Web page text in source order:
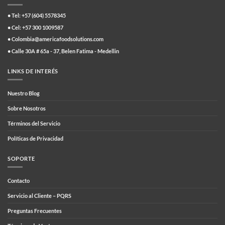
• Tel: +57 (604) 5578345
• Cel: +57 300 1009587
• Colombia@americafoodsolutions.com
• Calle 30A # 65a - 37, Belen Fatima - Medellin
LINKS DE INTERÉS
Nuestro Blog
Sobre Nosotros
Términos del Servicio
Políticas de Privacidad
SOPORTE
Contacto
Servicio al Cliente – PQRS
Preguntas Frecuentes